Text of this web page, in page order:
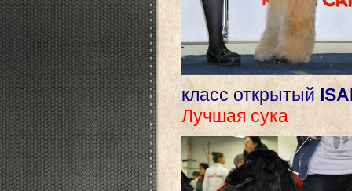
класс открытыйI
Лучшая сука